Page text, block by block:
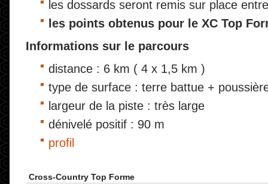
les dossards seront remis sur place
les points obtenus pour le XC Top
Informations sur le parcours
distance : 6 km ( 4 x 1,5 km )
type de surface : terre battue +
largeur de la piste : très large
dénivelé positif : 90 m
profil
Cross-Country Top Forme